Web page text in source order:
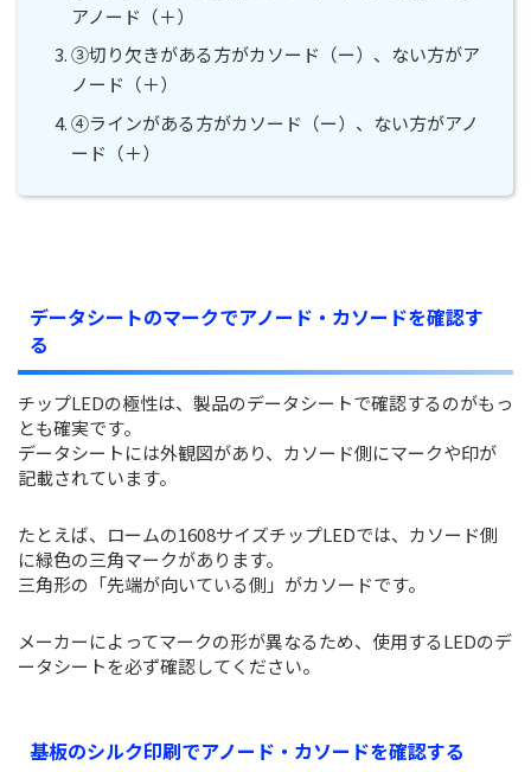
アノード（＋）
③切り欠きがある方がカソード（ー）、ない方がア
ノード（＋）
④ラインがある方がカソード（ー）、ない方がアノ
ード（＋）
データシートのマークでアノード・カソードを確認す
る
チップLEDの極性は、製品のデータシートで確認するのがもっ
とも確実です。
データシートには外観図があり、カソード側にマークや印が
記載されています。
たとえば、ロームの1608サイズチップLEDでは、カソード側
に緑色の三角マークがあります。
三角形の「先端が向いている側」がカソードです。
メーカーによってマークの形が異なるため、使用するLEDのデ
ータシートを必ず確認してください。
基板のシルク印刷でアノード・カソードを確認する